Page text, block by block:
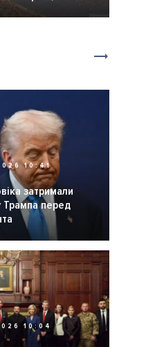
10:41
затримали
Трампа перед
10:04